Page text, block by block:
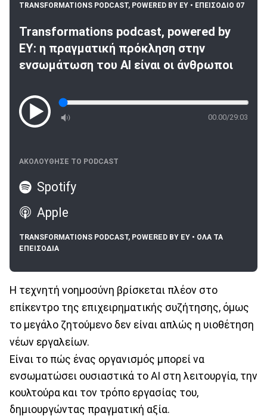
TRANSFORMATIONS PODCAST, POWERED BY EY • ΕΠΕΙΣΟΔΙΟ 07
Transformations podcast, powered by
EY: η πραγματική πρόκληση στην
ενσωμάτωση του ΑΙ είναι οι άνθρωποι
00.00/29:03
ΑΚΟΛΟΥΘΗΣΕ ΤΟ PODCAST
Spotify
Apple
TRANSFORMATIONS PODCAST, POWERED BY EY • ΟΛΑ ΤΑ
ΕΠΕΙΣΟΔΙΑ
Η τεχνητή νοημοσύνη βρίσκεται πλέον στο
επίκεντρο της επιχειρηματικής συζήτησης, όμως
το μεγάλο ζητούμενο δεν είναι απλώς η υιοθέτηση
νέων εργαλείων.
Είναι το πώς ένας οργανισμός μπορεί να
ενσωματώσει ουσιαστικά το AI στη λειτουργία, την
κουλτούρα και τον τρόπο εργασίας του,
δημιουργώντας πραγματική αξία.